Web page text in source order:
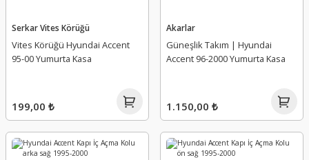
Serkar Vites Körüğü
Vites Körüğü Hyundai Accent
95-00 Yumurta Kasa
199,00 ₺
Akarlar
Güneşlik Takım | Hyundai
Accent 96-2000 Yumurta Kasa
1.150,00 ₺